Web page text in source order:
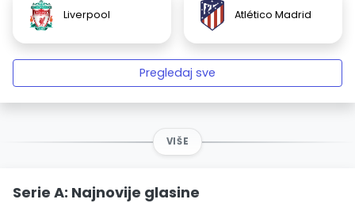
Liverpool Atlético Madrid
Pregledaj sve
VIŠE
Serie A: Najnovije glasine